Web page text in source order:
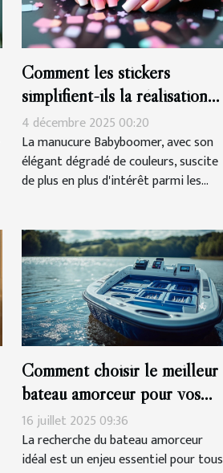
Comment les stickers
simplifient-ils la réalisation
d'une manucure Babyboomer
?
4 décembre 2025 00:20
La manucure Babyboomer, avec son
élégant dégradé de couleurs, suscite
de plus en plus d'intérêt parmi les...
Comment choisir le meilleur
bateau amorceur pour vos
sessions de pêche ?
16 juillet 2025 09:36
La recherche du bateau amorceur
idéal est un enjeu essentiel pour tous